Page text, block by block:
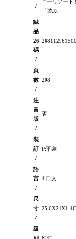
/
ニーリゾート
「遊ぶ
誠
品
26
碼
/
頁
數
/
208
注
音
版
/
否
裝
訂
/
P:平裝
語
言
/
4:日文
尺
寸
/
級